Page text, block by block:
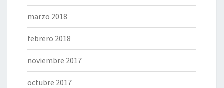
marzo 2018
febrero 2018
noviembre 2017
octubre 2017